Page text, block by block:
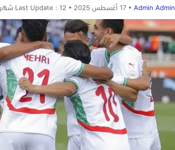
Admin Admin 17 أغسطس 2025 Last Update : 12 شهر ago